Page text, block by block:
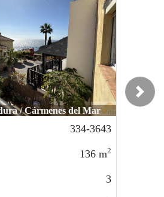
/ Cármenes del Mar
334-3643
136 m2
3
Next